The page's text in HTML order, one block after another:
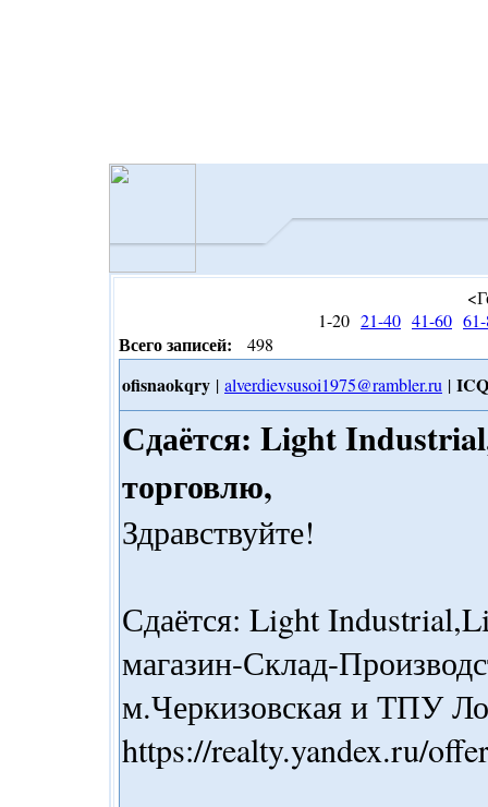
1-20 21-40 41-60
Всего записей: 498
ofisnaokqry | alverdievsusoi1975@rambler.ru |
Сдаётся: Light
торговлю,
Здравствуйте!
Сдаётся: Light
магазин-Склад-
м.Черкизовская и ТПУ
https://realty.yandex.ru/